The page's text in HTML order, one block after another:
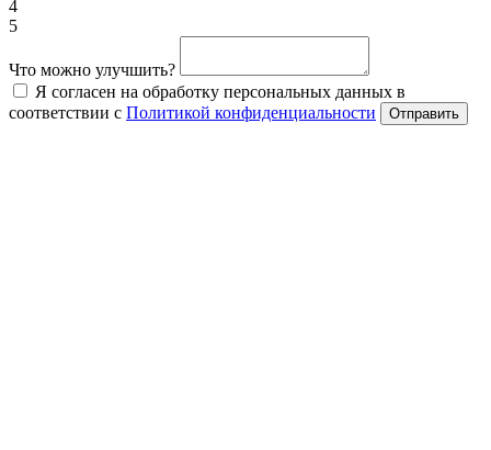
4
5
Что можно улучшить?
Я согласен на обработку персональных данных в
соответствии с Политикой конфиденциальности Отправить